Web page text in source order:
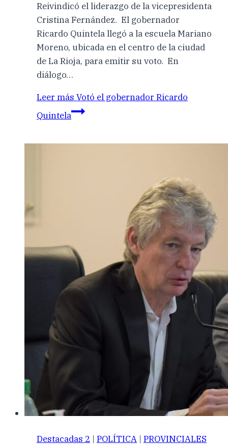
Reivindicó el liderazgo de la vicepresidenta
Cristina Fernández. El gobernador
Ricardo Quintela llegó a la escuela Mariano
Moreno, ubicada en el centro de la ciudad
de La Rioja, para emitir su voto. En
diálogo…
Leer más Votó el gobernador Ricardo
Quintela
Destacadas 2 | POLÍTICA | PROVINCIALES